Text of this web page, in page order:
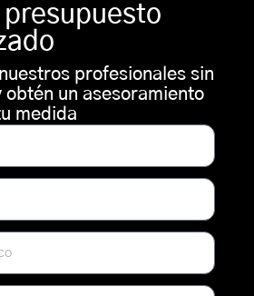
presupuesto
profesionales sin
obtén un asesoramiento
medida